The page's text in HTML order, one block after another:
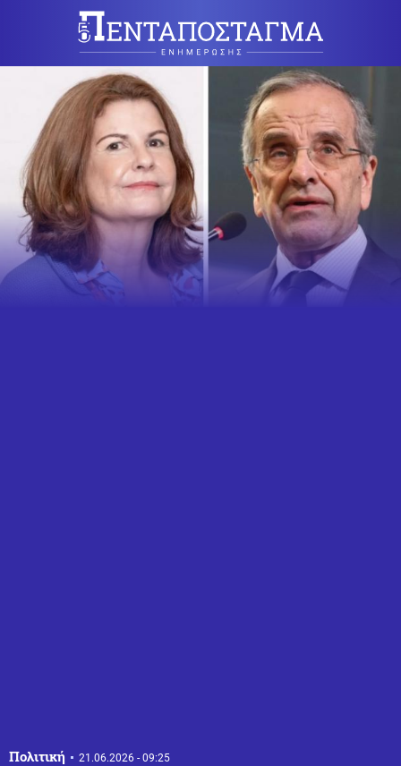
Πολιτική 21.06.2026 - 09:25